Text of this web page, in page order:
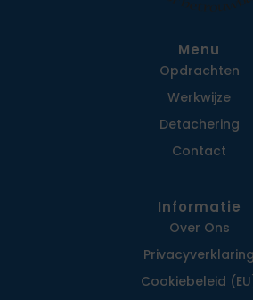
Menu
Opdrachten
Werkwijze
Detachering
Contact
Informatie
Over Ons
Privacy­verklaring
Cookiebeleid